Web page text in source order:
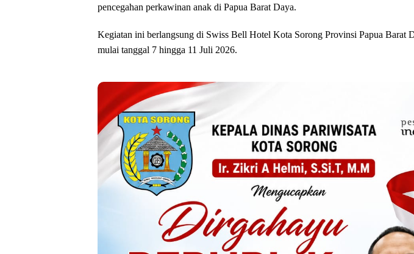
pencegahan perkawinan anak di Papua Barat Daya.
Kegiatan ini berlangsung di Swiss Bell Hotel Kota Sorong Provinsi Papua Barat
mulai tanggal 7 hingga 11 Juli 2026.